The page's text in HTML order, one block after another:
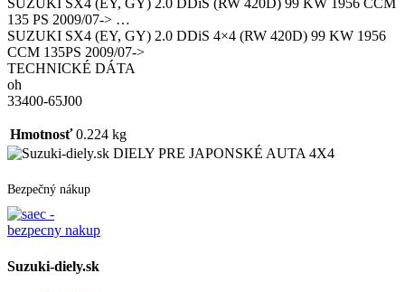
SUZUKI SX4 (EY, GY) 2.0 DDiS (RW 420D) 99 KW 1956 CCM
135 PS 2009/07-> …
SUZUKI SX4 (EY, GY) 2.0 DDiS 4×4 (RW 420D) 99 KW 1956
CCM 135PS 2009/07->
TECHNICKÉ DÁTA
oh
33400-65J00
Hmotnosť 0.224 kg
DIELY PRE JAPONSKÉ AUTA 4X4
Bezpečný nákup
Suzuki-diely.sk